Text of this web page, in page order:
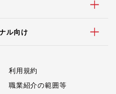
ル向け
利用規約
職業紹介の範囲等